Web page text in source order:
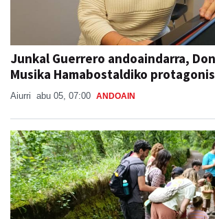
Junkal Guerrero andoaindarra,
Musika Hamabostaldiko
Aiurri abu 05, 07:00 ANDOAIN